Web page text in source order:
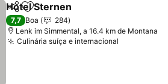
PartilharAdicionar aos favoritos
Hotel Sternen
7,7 Boa
284
Lenk im Simmental, a 16.4 km de Montana
Culinária suíça e internacional